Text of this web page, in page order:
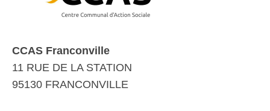
CCAS Franconville
11 RUE DE LA STATION
95130 FRANCONVILLE